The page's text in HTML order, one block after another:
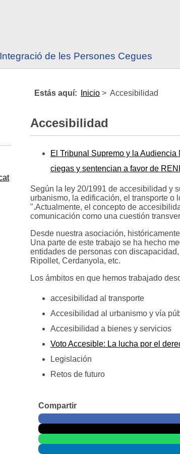
de les Persones Cegues
Estás aquí: Inicio> Accesibilidad
Accesibilidad
El Tribunal Supremo y la
ciegas y sentencian a favor de
Según la ley 20/1991 de accesibilidad y
urbanismo, la edificación, el transporte o
".Actualmente, el concepto de
comunicación como una cuestión
Desde nuestra asociación,
Una parte de este trabajo se ha hecho
entidades de personas con
Ripollet, Cerdanyola, etc.
Los ámbitos en que hemos trabajado
accesibilidad al transporte
Accesibilidad al urbanismo y vía
Accesibilidad a bienes y servicios
Voto Accesible: La lucha por el
Legislación
Retos de futuro
Compartir